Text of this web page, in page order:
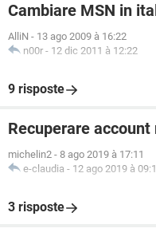
Cambiare MSN in
AlliN - 13 ago 2009 à 16:22
n00r - 12 dic 2011 à 12:22
9 risposte
Recuperare
michelin2 - 8 ago 2019 à 17:11
e-claudia - 12 ago 2019 à
3 risposte